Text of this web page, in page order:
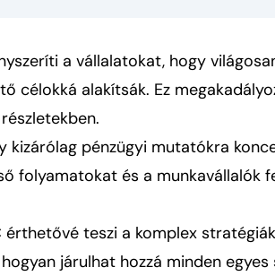
a vállalatokat, hogy
célokká alakítsák. Ez
kizárólag pénzügyi mutatókra
folyamatokat és a munkavállalók
érthetővé teszi a komplex
járulhat hozzá minden egyes